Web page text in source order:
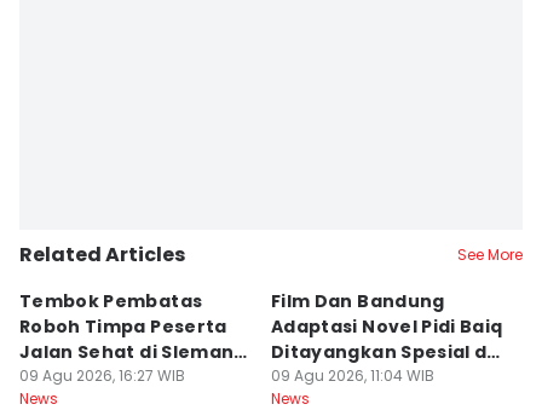
Related Articles See More
Tembok Pembatas
Roboh Timpa Peserta
Jalan Sehat di Sleman,
10 Orang Luka
09 Agu 2026, 16:27 WIB
News
Film Dan Bandung
Adaptasi Novel Pidi Baiq
Ditayangkan Spesial di
Jogja
09 Agu 2026, 11:04 WIB
News